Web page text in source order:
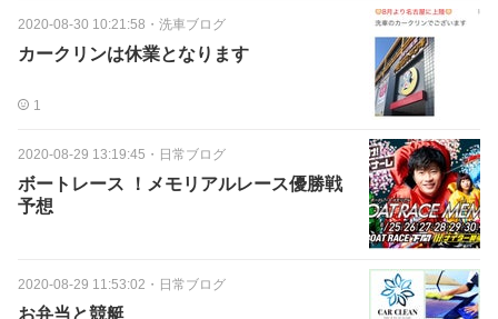
2020-08-30 10:21:58 ・ 洗車ブログ
カークリンは休業となります
1
2020-08-29 13:19:45 ・ 日常ブログ
ボートレース ！メモリアルレース優勝戦
予想
2020-08-29 11:53:02 ・ 日常ブログ
お弁当と競艇